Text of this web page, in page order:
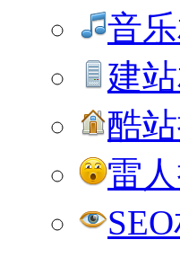
音
建
酷
雷